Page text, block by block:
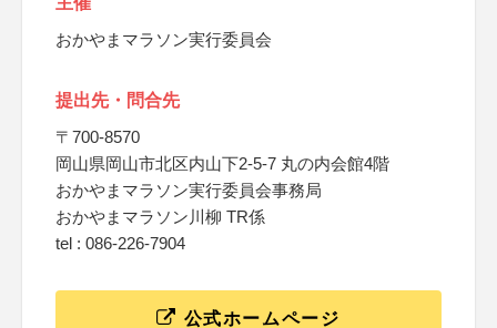
おかやまマラソン実行委員会
提出先・問合先
〒700-8570
岡山県岡山市北区内山下2-5-7 丸の内会館4階
おかやまマラソン実行委員会事務局
おかやまマラソン川柳 TR係
tel : 086-226-7904
公式ホームページ